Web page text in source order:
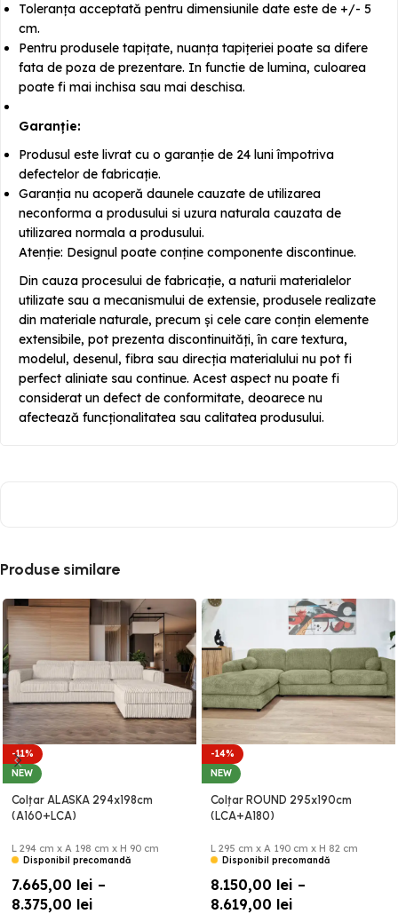
Toleranța acceptată pentru dimensiunile date este de +/- 5
cm.
Pentru produsele tapițate, nuanța tapițeriei poate sa difere
fata de poza de prezentare. In functie de lumina, culoarea
poate fi mai inchisa sau mai deschisa.
Garanție:
Produsul este livrat cu o garanție de 24 luni împotriva
defectelor de fabricație.
Garanția nu acoperă daunele cauzate de utilizarea
neconforma a produsului si uzura naturala cauzata de
utilizarea normala a produsului.
Atenție: Designul poate conține componente discontinue.
Din cauza procesului de fabricație, a naturii materialelor
utilizate sau a mecanismului de extensie, produsele realizate
din materiale naturale, precum și cele care conțin elemente
extensibile, pot prezenta discontinuități, în care textura,
modelul, desenul, fibra sau direcția materialului nu pot fi
perfect aliniate sau continue. Acest aspect nu poate fi
considerat un defect de conformitate, deoarece nu
afectează funcționalitatea sau calitatea produsului.
Produse similare
-11%
NEW
Colțar ALASKA 294x198cm
(A160+LCA)
L 294 cm x A 198 cm x H 90 cm
Disponibil precomandă
7.665,00 lei –
8.375,00 lei
-14%
NEW
Colțar ROUND 295x190cm
(LCA+A180)
L 295 cm x A 190 cm x H 82 cm
Disponibil precomandă
8.150,00 lei –
8.619,00 lei